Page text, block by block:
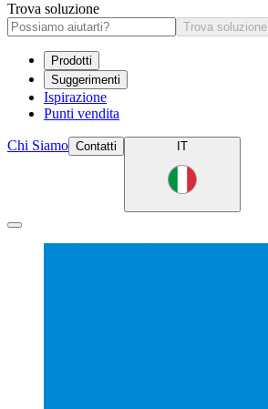
Trova soluzione
Trova soluzione
Prodotti
Suggerimenti
Ispirazione
Punti vendita
Chi Siamo Contatti IT